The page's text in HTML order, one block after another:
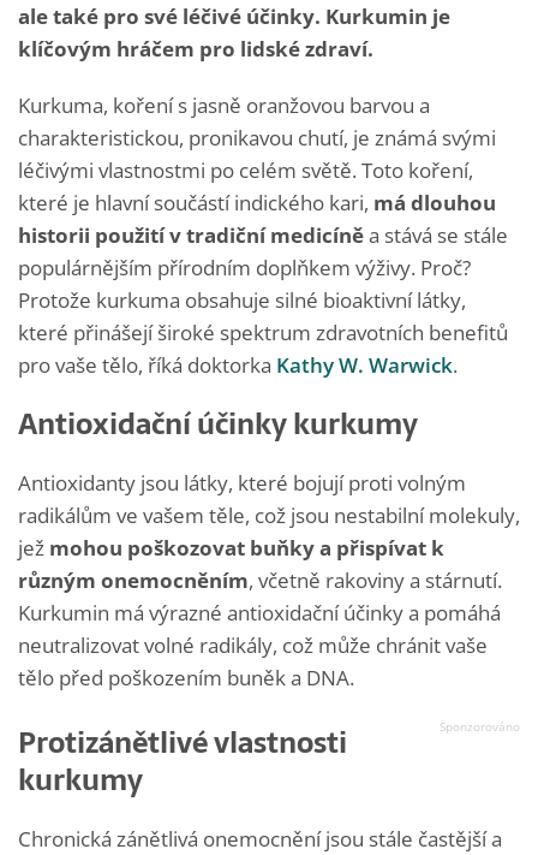
ale také pro své léčivé účinky. Kurkumin je
klíčovým hráčem pro lidské zdraví.
Kurkuma, koření s jasně oranžovou barvou a
charakteristickou, pronikavou chutí, je známá svými
léčivými vlastnostmi po celém světě. Toto koření,
které je hlavní součástí indického kari, má dlouhou
historii použití v tradiční medicíněa stává se stále
populárnějším přírodním doplňkem výživy. Proč?
Protože kurkuma obsahuje silné bioaktivní látky,
které přinášejí široké spektrum zdravotních benefitů
pro vaše tělo, říká doktorka Kathy W. Warwick.
Antioxidační účinky kurkumy
Antioxidanty jsou látky, které bojují proti volným
radikálům ve vašem těle, což jsou nestabilní molekuly,
jež mohou poškozovat buňky a přispívat k
různým onemocněním, včetně rakoviny a stárnutí.
Kurkumin má výrazné antioxidační účinky a pomáhá
neutralizovat volné radikály, což může chránit vaše
tělo před poškozením buněk a DNA.
Protizánětlivé vlastnosti
kurkumy
Chronická zánětlivá onemocnění jsou stále častější a